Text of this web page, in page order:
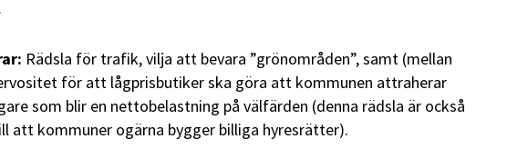
Rädsla för trafik, vilja att bevara ”grönområden”, samt (mellan
för att lågprisbutiker ska göra att kommunen attraherar
som blir en nettobelastning på välfärden (denna rädsla är också
att kommuner ogärna bygger billiga hyresrätter).